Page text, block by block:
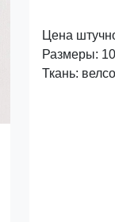
Цена
Размеры:
Ткань: